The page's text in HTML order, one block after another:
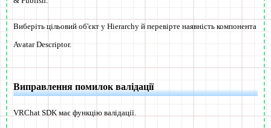
Виберіть цільовий об'єкт у Hierarchy й перевірте наявність компонента
Avatar Descriptor.
Виправлення помилок валідації
VRChat SDK має функцію валідації.